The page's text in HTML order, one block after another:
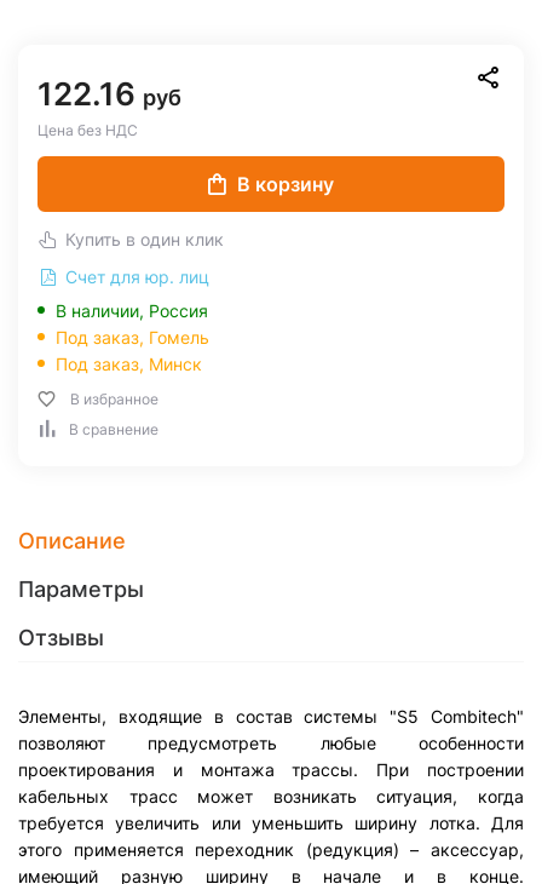
122.16 руб
Цена без НДС
В корзину
Купить в один клик
Счет для юр. лиц
В наличии, Россия
Под заказ, Гомель
Под заказ, Минск
В избранное
В сравнение
Описание
Параметры
Отзывы
Элементы, входящие в состав системы "S5 Combitech"
позволяют предусмотреть любые особенности
проектирования и монтажа трассы. При построении
кабельных трасс может возникать ситуация, когда
требуется увеличить или уменьшить ширину лотка. Для
этого применяется переходник (редукция) – аксессуар,
имеющий разную ширину в начале и в конце.